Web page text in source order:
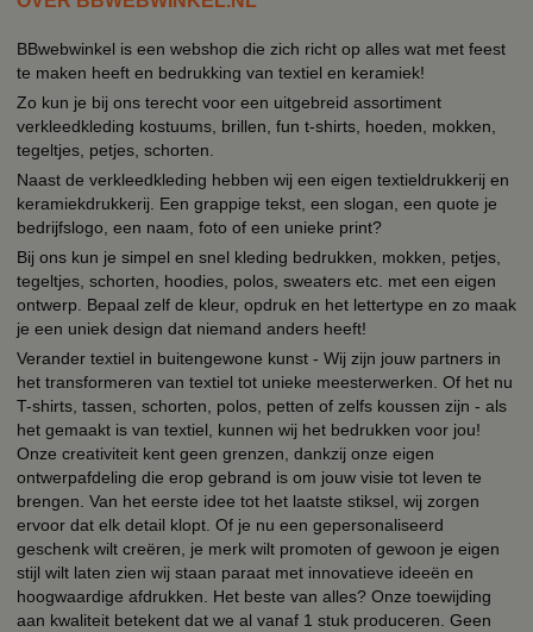
BBwebwinkel is een webshop die zich richt op alles wat met feest
te maken heeft en bedrukking van textiel en keramiek!
Zo kun je bij ons terecht voor een uitgebreid assortiment
verkleedkleding kostuums, brillen, fun t-shirts, hoeden, mokken,
tegeltjes, petjes, schorten.
Naast de verkleedkleding hebben wij een eigen textieldrukkerij en
keramiekdrukkerij. Een grappige tekst, een slogan, een quote je
bedrijfslogo, een naam, foto of een unieke print?
Bij ons kun je simpel en snel kleding bedrukken, mokken, petjes,
tegeltjes, schorten, hoodies, polos, sweaters etc. met een eigen
ontwerp. Bepaal zelf de kleur, opdruk en het lettertype en zo maak
je een uniek design dat niemand anders heeft!
Verander textiel in buitengewone kunst - Wij zijn jouw partners in
het transformeren van textiel tot unieke meesterwerken. Of het nu
T-shirts, tassen, schorten, polos, petten of zelfs koussen zijn - als
het gemaakt is van textiel, kunnen wij het bedrukken voor jou!
Onze creativiteit kent geen grenzen, dankzij onze eigen
ontwerpafdeling die erop gebrand is om jouw visie tot leven te
brengen. Van het eerste idee tot het laatste stiksel, wij zorgen
ervoor dat elk detail klopt. Of je nu een gepersonaliseerd
geschenk wilt creëren, je merk wilt promoten of gewoon je eigen
stijl wilt laten zien wij staan paraat met innovatieve ideeën en
hoogwaardige afdrukken. Het beste van alles? Onze toewijding
aan kwaliteit betekent dat we al vanaf 1 stuk produceren. Geen